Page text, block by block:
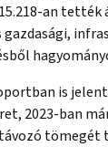
an tették
gazdasági,
is
2023-ban
tömegét